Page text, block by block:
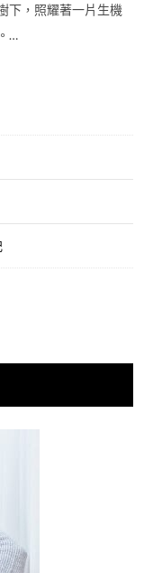
下，照耀著一片生機
…